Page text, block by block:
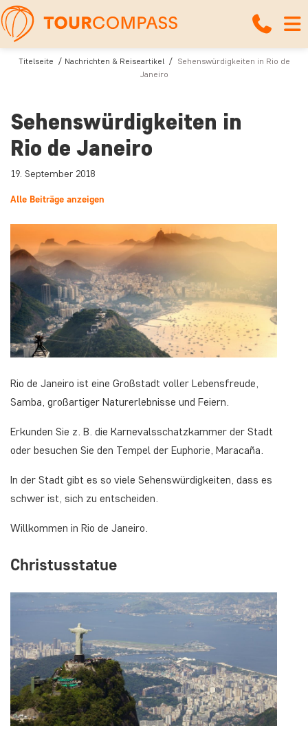
Titelseite Nachrichten & Reiseartikel
Sehenswürdigkeiten in Rio de
Janeiro
Sehenswürdigkeiten in
Rio de Janeiro
19. September 2018
Alle Beiträge anzeigen
Rio de Janeiro ist eine Großstadt voller Lebensfreude,
Samba, großartiger Naturerlebnisse und Feiern.
Erkunden Sie z. B. die Karnevalsschatzkammer der Stadt
oder besuchen Sie den Tempel der Euphorie, Maracaña.
In der Stadt gibt es so viele Sehenswürdigkeiten, dass es
schwer ist, sich zu entscheiden.
Willkommen in Rio de Janeiro.
Christusstatue